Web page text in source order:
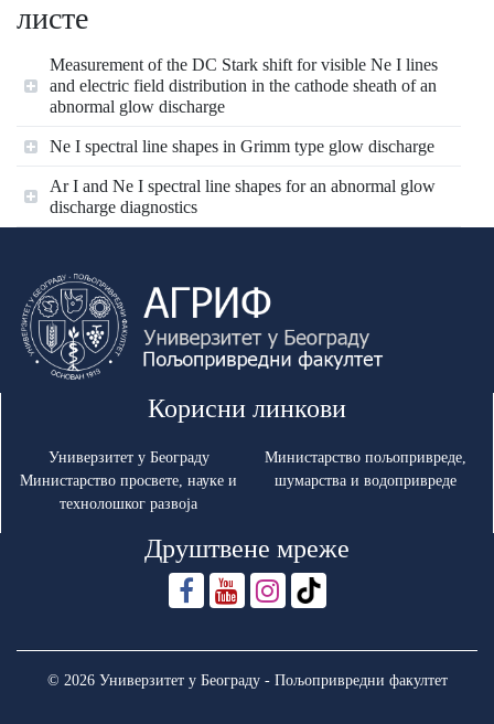
листе
Measurement of the DC Stark shift for visible Ne I lines
and electric field distribution in the cathode sheath of an
abnormal glow discharge
Ne I spectral line shapes in Grimm type glow discharge
Ar I and Ne I spectral line shapes for an abnormal glow
discharge diagnostics
Корисни линкови
Универзитет у Београду
Министарство просвете, науке и
технолошког развоја
Министарство пољопривреде,
шумарства и водопривреде
Друштвене мреже
© 2026 Универзитет у Београду - Пољопривредни факултет